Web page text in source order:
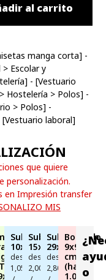
al carrito
manga corta] -
> Escolar y
] - [Vestuario
> Hostelería > Polos] -
> Polos] -
[Vestuario laboral]
que quiere
personalización.
en Impresión transfer
MIS
Sublimación
10x10cm
desde
1,05€
Sublimación
15x21cm
desde
2,00€
Sublimación
29x21cm
desde
2,80€
Bordado
9x9
cm
(hasta
1.000o